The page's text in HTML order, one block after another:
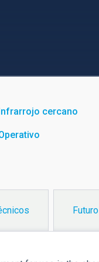
Infrarrojo cercano
Futuro